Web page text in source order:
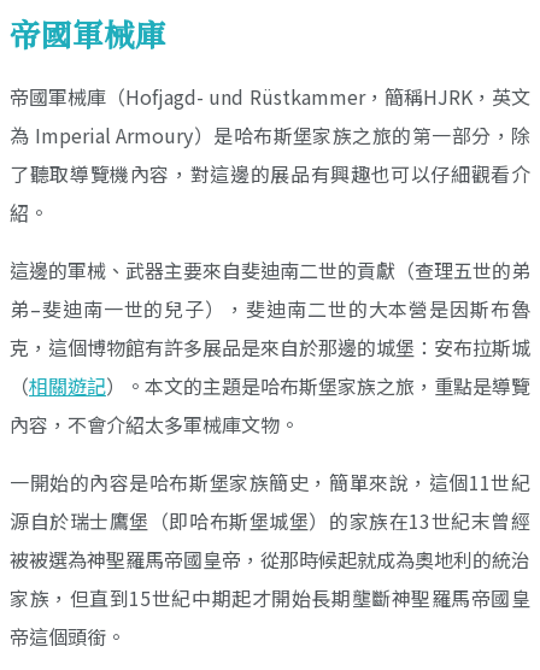
帝國軍械庫
帝國軍械庫（Hofjagd- und Rüstkammer，簡稱HJRK，英文
為 Imperial Armoury）是哈布斯堡家族之旅的第一部分，除
了聽取導覽機內容，對這邊的展品有興趣也可以仔細觀看介
紹。
這邊的軍械、武器主要來自斐迪南二世的貢獻（查理五世的弟
弟–斐迪南一世的兒子），斐迪南二世的大本營是因斯布魯
克，這個博物館有許多展品是來自於那邊的城堡：安布拉斯城
（相關遊記）。本文的主題是哈布斯堡家族之旅，重點是導覽
內容，不會介紹太多軍械庫文物。
一開始的內容是哈布斯堡家族簡史，簡單來說，這個11世紀
源自於瑞士鷹堡（即哈布斯堡城堡）的家族在13世紀末曾經
被被選為神聖羅馬帝國皇帝，從那時候起就成為奧地利的統治
家族，但直到15世紀中期起才開始長期壟斷神聖羅馬帝國皇
帝這個頭銜。